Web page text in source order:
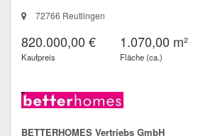
72766 Reutlingen
820.000,00 €
Kaufpreis
1.070,00 m²
Fläche (ca.)
BETTERHOMES Vertriebs GmbH